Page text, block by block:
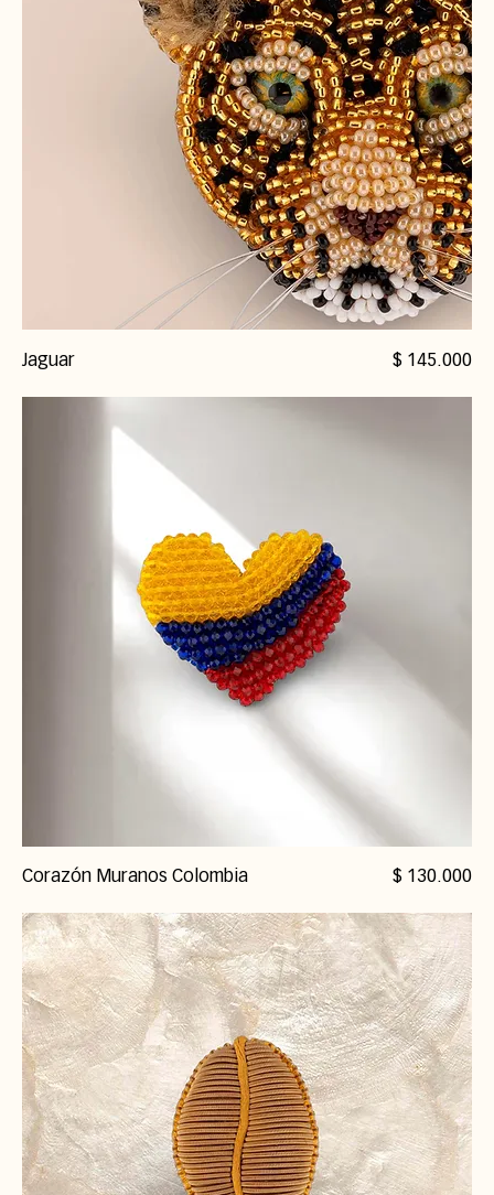
Jaguar Precio
$ 145.000
Corazón Muranos Colombia Precio
$ 130.000